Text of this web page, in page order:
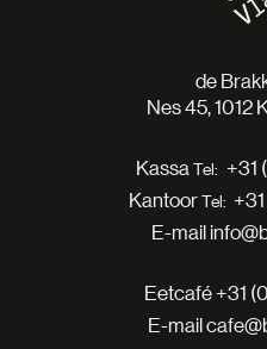
de
Nes 45, 1012
Kassa
+31
Kantoor
E-mail
Eetcafé+31
E-mail